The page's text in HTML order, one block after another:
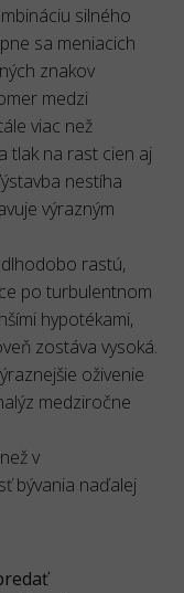
silného
sa meniacich
znakov
medzi
viac než
tlak na rast cien aj
nestíha
výrazným
rastú,
po turbulentnom
hypotékami,
zostáva vysoká.
oživenie
medziročne
v
bývania naďalej